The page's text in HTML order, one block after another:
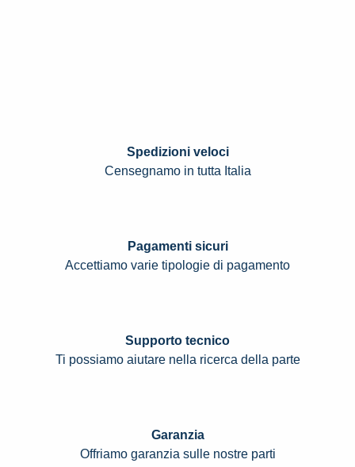
Spedizioni veloci
Censegnamo in tutta Italia
Pagamenti sicuri
Accettiamo varie tipologie di pagamento
Supporto tecnico
Ti possiamo aiutare nella ricerca della parte
Garanzia
Offriamo garanzia sulle nostre parti